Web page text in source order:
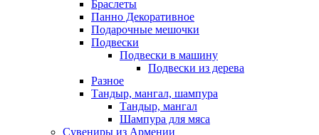
Браслеты
Панно Декоративное
Подарочные мешочки
Подвески
Подвески в машину
Подвески из дерева
Разное
Тандыр, мангал, шампура
Тандыр, мангал
Шампура для мяса
Сувениры из Армении